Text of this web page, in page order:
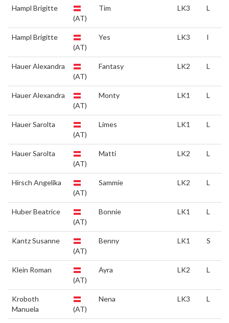
Hampl Brigitte
(AT)
Tim LK3 L
Hampl Brigitte
(AT)
Yes LK3 I
Hauer Alexandra
(AT)
Fantasy LK2 L
Hauer Alexandra
(AT)
Monty LK1 L
Hauer Sarolta
(AT)
Limes LK1 L
Hauer Sarolta
(AT)
Matti LK2 L
Hirsch Angelika
(AT)
Sammie LK2 L
Huber Beatrice
(AT)
Bonnie LK1 L
Kantz Susanne
(AT)
Benny LK1 S
Klein Roman
(AT)
Ayra LK2 L
Kroboth
Manuela
(AT)
Nena LK3 L